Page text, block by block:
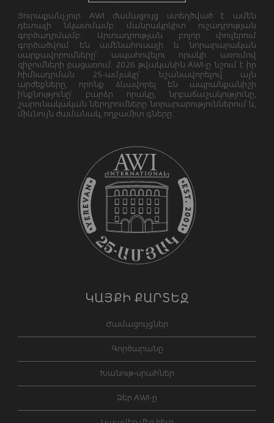
Յուրաքանչյուր AWI ժամացույց ստեղծված է ամեն
դետալի նկատմամբ մանրակրկիտ ուշադրության
գործադրմամբ: Արտադրության բոլոր փուլերում
գործածվում են ամենահուսալի և նորարարական
սարքավորումները՝ ապահովելու որակի առումով
զիջումների բացառում: 2026 թվականին AWI-ը նշում է իր
հիմնադրման 25-ամյակը՝ նշանավորելով այն
արժեքները, որոնք ձևավորել են ապրանքանիշի
ինքնությունը՝ բարձր որակը, նրբաճաշակությունը,
շարունակական ներդրումները նորարարություններում և,
միևնույն ժամանակ, ողջամիտ գները:
ԿԱՅՔԻ ՔԱՐՏԵԶ
Ժամացույցներ
Գործարանը
Խանութ-սրահներ
Ձեր AWI-ը